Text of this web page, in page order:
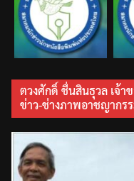
ตวงศักดิ์ ชื่นสินธุวล เจ้า
ข่าว-ช่างภาพอาชญากร